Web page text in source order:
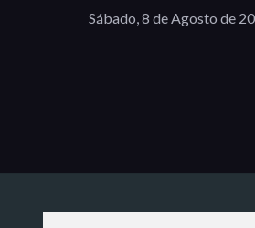
Sábado, 8 de Agosto de